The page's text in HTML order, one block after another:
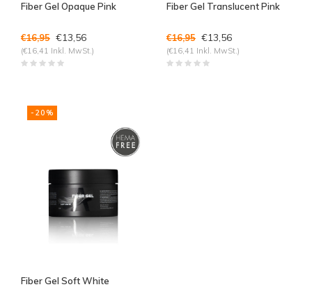
Fiber Gel Opaque Pink
€16,95 €13,56
(€16,41 Inkl. MwSt.)
Fiber Gel Translucent Pink
€16,95 €13,56
(€16,41 Inkl. MwSt.)
-20%
Fiber Gel Soft White